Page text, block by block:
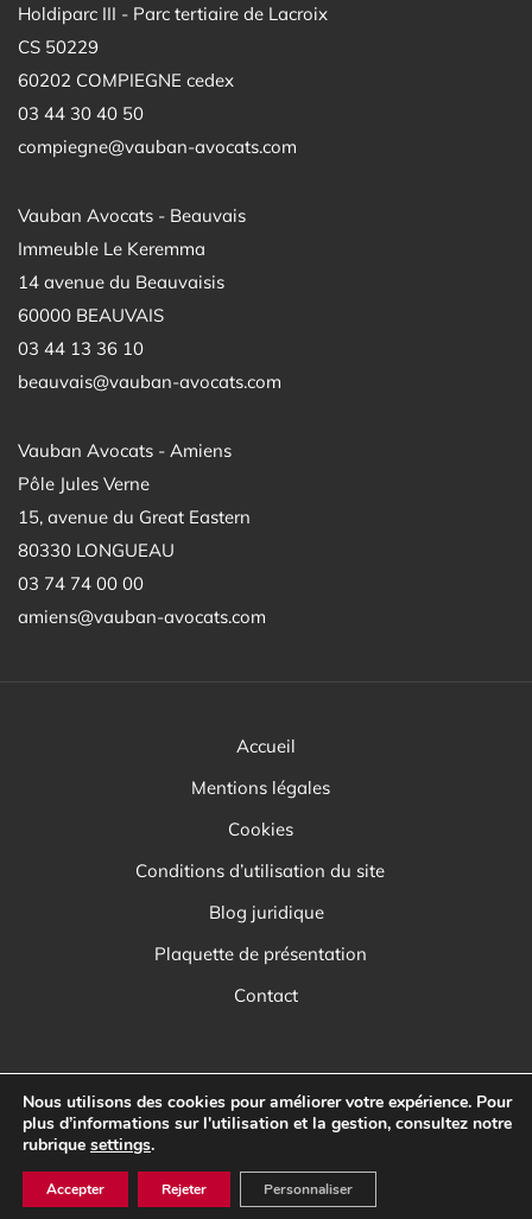
Holdiparc III - Parc tertiaire de Lacroix
CS 50229
60202 COMPIEGNE cedex
03 44 30 40 50
compiegne@vauban-avocats.com
Vauban Avocats - Beauvais
Immeuble Le Keremma
14 avenue du Beauvaisis
60000 BEAUVAIS
03 44 13 36 10
beauvais@vauban-avocats.com
Vauban Avocats - Amiens
Pôle Jules Verne
15, avenue du Great Eastern
80330 LONGUEAU
03 74 74 00 00
amiens@vauban-avocats.com
Accueil
Mentions légales
Cookies
Conditions d’utilisation du site
Blog juridique
Plaquette de présentation
Contact
Nous utilisons des cookies pour améliorer votre expérience. Pour
plus d’informations sur l'utilisation et la gestion, consultez notre
rubrique settings.
Accepter Rejeter Personnaliser